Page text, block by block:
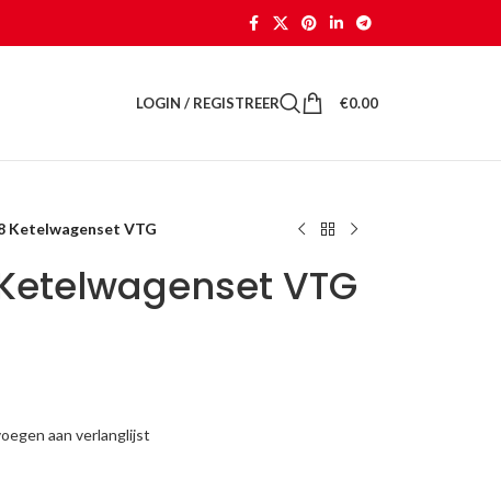
LOGIN / REGISTREER €0.00
Ketelwagenset VTG
VTG
aan verlanglijst